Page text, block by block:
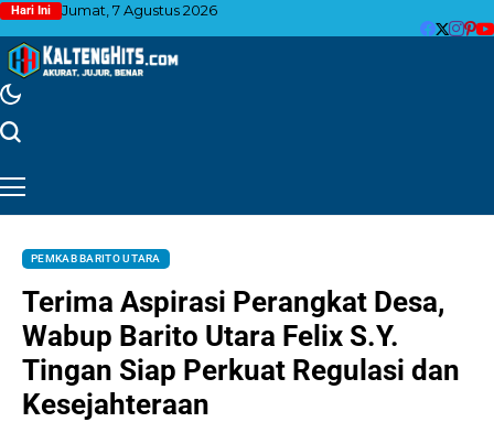
Hari Ini Jumat, 7 Agustus 2026
PEMKAB BARITO UTARA
Terima Aspirasi Perangkat Desa,
Wabup Barito Utara Felix S.Y.
Tingan Siap Perkuat Regulasi dan
Kesejahteraan